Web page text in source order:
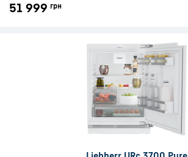
51 999 грн